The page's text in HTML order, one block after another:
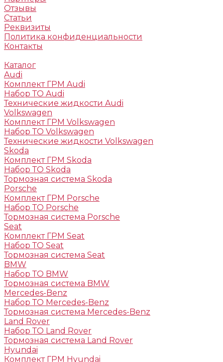
Отзывы
Статьи
Реквизиты
Политика конфиденциальности
Контакты
Каталог
Audi
Комплект ГРМ Audi
Набор ТО Audi
Технические жидкости Audi
Volkswagen
Комплект ГРМ Volkswagen
Набор ТО Volkswagen
Технические жидкости Volkswagen
Skoda
Комплект ГРМ Skoda
Набор ТО Skoda
Тормозная система Skoda
Porsche
Комплект ГРМ Porsche
Набор ТО Porsche
Тормозная система Porsche
Seat
Комплект ГРМ Seat
Набор ТО Seat
Тормозная система Seat
BMW
Набор ТО BMW
Тормозная система BMW
Mercedes-Benz
Набор ТО Mercedes-Benz
Тормозная система Mercedes-Benz
Land Rover
Набор ТО Land Rover
Тормозная система Land Rover
Hyundai
Комплект ГРМ Hyundai